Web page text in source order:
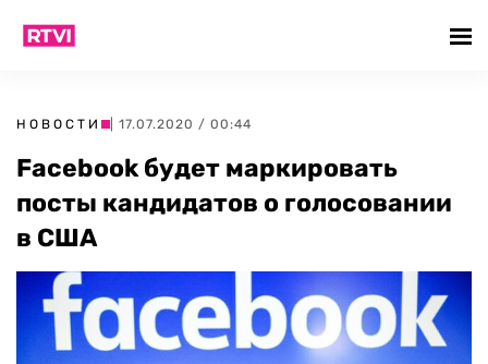
НОВОСТИ | 17.07.2020 / 00:44
Facebook будет маркировать
посты кандидатов о голосовании
в США